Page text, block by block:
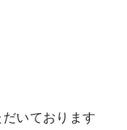
いております